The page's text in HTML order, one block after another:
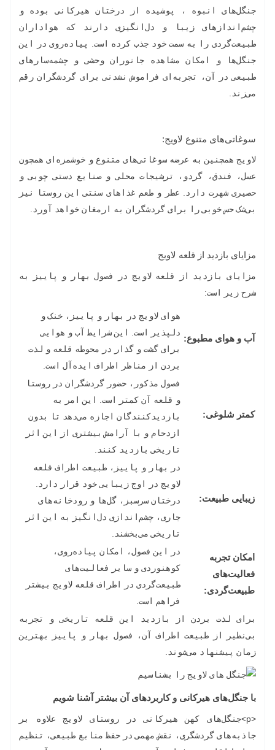
جنگل‌های انبوه ، پوشیده از درختان هیرکانی بوده و
چشم‌اندازهای زیبا و دل‌انگیزی دارند که هواداران
طبیعت‌گردی را به سمت خود جذب کرده است. پیاده‌روی در این
جنگل‌ها و امکان مشاهده جانوران وحشی و چشمه‌سارهای
طبیعی در آن، تجربه‌ای فراموش نشدنی برای گردشگران رقم
می‌زند.
سوغاتی‌های متنوع لاویج:
لاویج همچنین به عرضه سوغاتی‌های متنوع و خوشمزه‌ای همچون
عسل، فندق، گردو، ترشیجات محلی و صنایع دستی چوبی و
حصیری شهرت دارد. عطر و طعم غذاهای سنتی این روستا نیز
بی‌شک حس خوبی را برای گردشگران به ارمغان خواهد آورد.
مزایای بازدید از قلعه لاویج
مزایای بازدید از قلعه لاویج در فصول بهار و پاییز به
شرح زیر است:
آب و هوای مطبوع:
هوای لاویج در بهار و پاییز، خنک و
دلپذیر است. این شرایط آب و هوایی
برای گشت و گذار در محوطه قلعه و لذت
بردن از مناظر اطراف ایده‌آل است.
کمتر شلوغی:
فصول مذکور، حضور گردشگران در روستا
و قلعه آن کمتر است. این امر به
بازدیدکنندگان اجازه می‌دهد تا بدون
ازدحام و با آرامش بیشتری از این اثر
تاریخی بازدید کنند.
زیبایی طبیعت:
در بهار و پاییز، طبیعت اطراف قلعه
لاویج در اوج زیبایی خود قرار دارد.
درختان سرسبز، گل‌ها و رودخانه‌های
جاری، چشم‌اندازی دل‌انگیز به این اثر
تاریخی می‌بخشند.
امکان تجربه
فعالیت‌های
طبیعت‌گردی:
در این فصول، امکان پیاده‌روی،
کوهنوردی و سایر فعالیت‌های
طبیعت‌گردی در اطراف قلعه لاویج بیشتر
فراهم است.
برای لذت بردن از بازدید این قلعه تاریخی و تجربه
بی‌نظیر از طبیعت اطراف آن، فصول بهار و پاییز بهترین
زمان پیشنهاد می‌شوند.
با جنگل‌های هیرکانی و کاربردهای آن بیشتر آشنا شویم
<p>جنگل‌های کهن هیرکانی در روستای لاویج علاوه بر
جاذبه‌های گردشگری، نقش مهمی در حفظ منابع طبیعی، تنظیم